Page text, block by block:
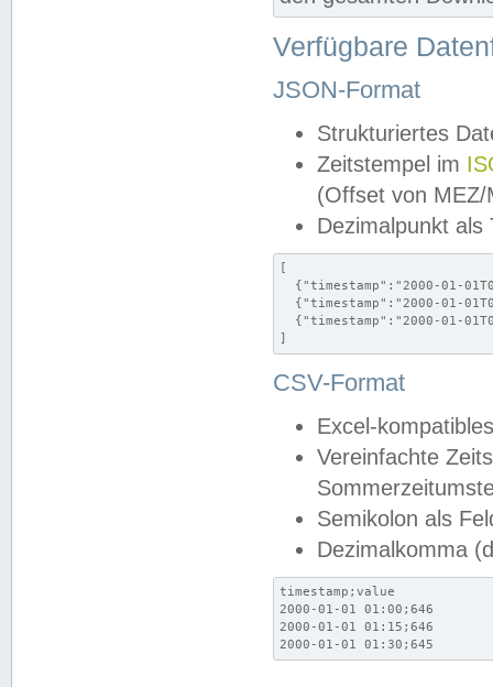
Verfügbare
JSON-Format
Strukturiertes
Zeitstempel im
(Offset von MEZ/
Dezimalpunkt als
[
{"timestamp":"2000-01-
{"timestamp":"2000-01-
{"timestamp":"2000-01-
]
CSV-Format
Excel-
Vereinfachte
Semikolon als
Dezimalkomma
timestamp;value
2000-01-01 01:00;646
2000-01-01 01:15;646
2000-01-01 01:30;645